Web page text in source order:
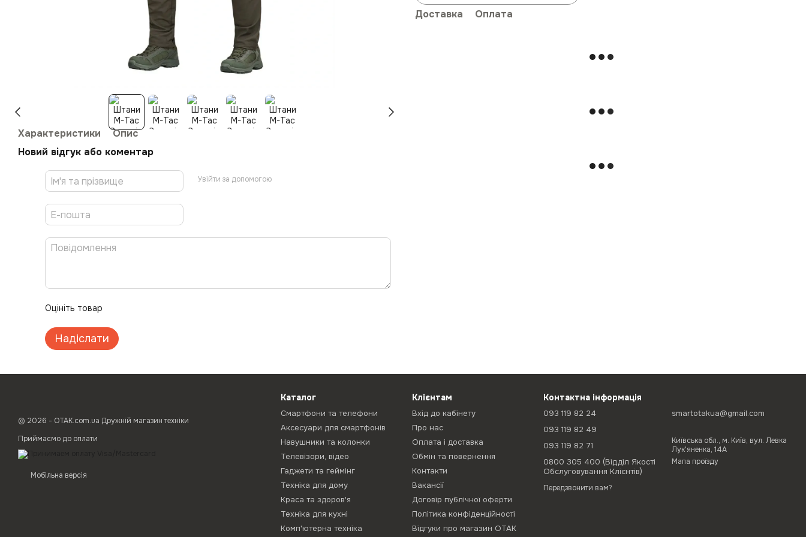
Характеристики
Опис
Новий відгук або коментар
Увійти за допомогою
Оцініть товар
Надіслати
Доставка Оплата
© 2026 - ОТАК.com.ua Дружній магазин техніки
Приймаємо до оплати
Мобільна версія
Каталог
Смартфони та телефони
Аксесуари для смартфонів
Навушники та колонки
Телевізори, відео
Гаджети та геймінг
Техніка для дому
Краса та здоров'я
Техніка для кухні
Комп'ютерна техніка
Клієнтам
Вхід до кабінету
Про нас
Оплата і доставка
Обмін та повернення
Контакти
Вакансії
Договір публічної оферти
Політика конфіденційності
Відгуки про магазин ОТАК
Контактна інформація
093 119 82 24
093 119 82 49
093 119 82 71
0800 305 400 (Відділ Якості
Обслуговування Клієнтів)
Передзвонити вам?
smartotakua@gmail.com
Київська обл., м. Київ, вул. Левка
Лук'яненка, 14А
Мапа проїзду